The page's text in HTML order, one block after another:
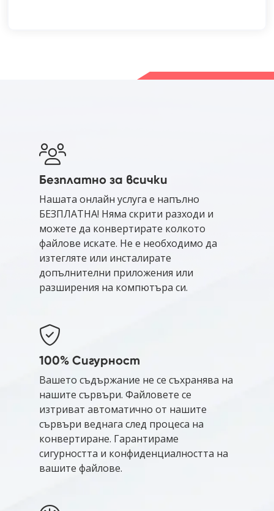
Безплатно за всички
Нашата онлайн услуга е напълно
БЕЗПЛАТНА! Няма скрити разходи и
можете да конвертирате колкото
файлове искате. Не е необходимо да
изтегляте или инсталирате
допълнителни приложения или
разширения на компютъра си.
100% Сигурност
Вашето съдържание не се съхранява на
нашите сървъри. Файловете се
изтриват автоматично от нашите
сървъри веднага след процеса на
конвертиране. Гарантираме
сигурността и конфиденциалността на
вашите файлове.